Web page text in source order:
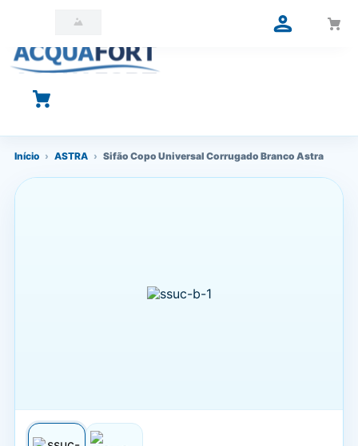
O que você está procurando?
Início › ASTRA › Sifão Copo Universal Corrugado Branco Astra